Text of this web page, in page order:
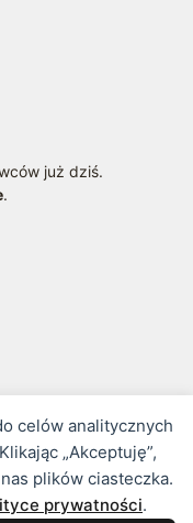
celów analitycznych
„Akceptuję”,
plików ciasteczka.
prywatności.
już dziś.
.
• Sitemap
oferty w rozumieniu